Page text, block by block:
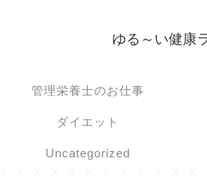
ゆる～い健康
管理栄養士のお仕事
ダイエット
Uncategorized